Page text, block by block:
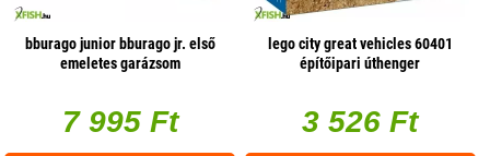
bburago junior bburago jr. első
emeletes garázsom
7 995 Ft
lego city great vehicles 60401
építőipari úthenger
3 526 Ft